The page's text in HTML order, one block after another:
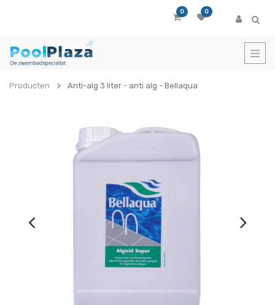
0 0
Producten Anti-alg 3 liter - anti alg - Bellaqua